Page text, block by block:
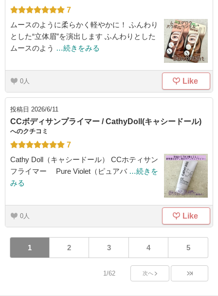
7
ムースのように柔らかく軽やかに！ ふんわり
とした“立体眉”を演出します ふんわりとした
ムースのよう …続きをみる
0 Like
投稿日 2026/6/11
CCボディサンプライマー / CathyDoll(キャシードール)
へのクチコミ
7
Cathy Doll（キャシードール） CCホティサン
フライマー Pure Violet（ピュアバ …続きを
みる
0 Like
1 2 3 4 5
1/62 次へ